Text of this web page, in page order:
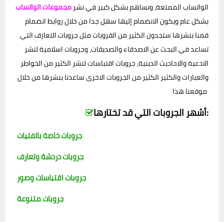
الواتساب الممتعة، ونساهم بشكل كبير في نشرمجموعات الواتساب
بشكل عام ويكون الانضمام إليها سهل جدا من خلال روابط انضمام
قمنا بنشرها ستجدون الكثير من القروبات مثل جروبات التعارف التي
تساعد في البحث عن الاصدقاء والصديقات، وجروبات اسلامية لنشر
الادعية والاحاديث الدينية، جروبات اقتباسات لنشر الكثير من الخواطر
والعبارات والكثير الكثير من الجروبات الاخرى ساعدنا بنشرها من خلال
أشهر الجروبات التي قد تختارها:
جروبات خاصة بالفتيات
جروبات اقتباسات وصور
جروبات متنوعة